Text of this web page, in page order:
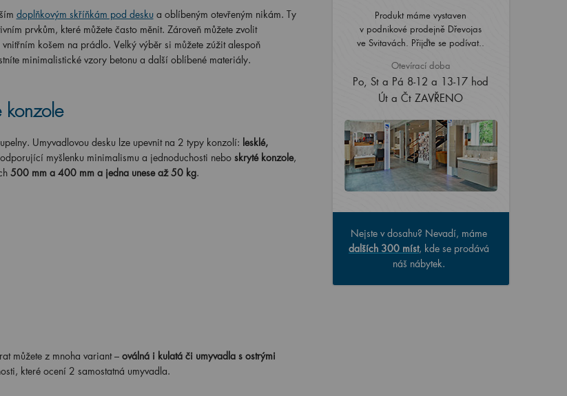
doplňkovým skříňkám pod deskua oblíbeným otevřeným nikám. Ty
prvkům, které můžete často měnit. Zároveň můžete zvolit
košem na prádlo. Velký výběr si můžete zúžit alespoň
minimalistické vzory betonu a další oblíbené materiály.
konzole
Umyvadlovou desku lze upevnit na 2 typy konzolí: lesklé,
myšlenku minimalismu a jednoduchosti nebo skryté konzole,
500 mm a 400 mm a jedna unese až 50 kg.
můžete z mnoha variant – oválná i kulatá či umyvadla s ostrými
které ocení 2 samostatná umyvadla.
Produkt máme vystaven
v podnikové prodejně Dřevojas
ve Svitavách. Přijďte se podívat..
Otevírací doba
Po, St a Pá 8-12 a 13-17 hod
Út a Čt ZAVŘENO
Nejste v dosahu? Nevadí, máme
dalších 300 míst, kde se prodává
náš nábytek.